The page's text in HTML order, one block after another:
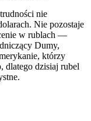
nie
Nie pozostaje
w rublach —
Dumy,
którzy
dlatego dzisiaj rubel